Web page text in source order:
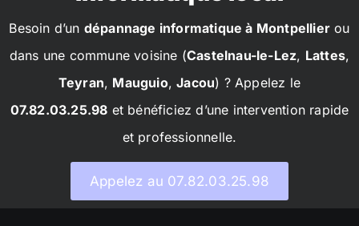
Besoin d’un dépannage informatique à Montpellier ou
dans une commune voisine (Castelnau-le-Lez, Lattes,
Teyran, Mauguio,Jacou) ? Appelez le
07.82.03.25.98 et bénéficiez d’une intervention rapide
et professionnelle.
Appelez au 07.82.03.25.98